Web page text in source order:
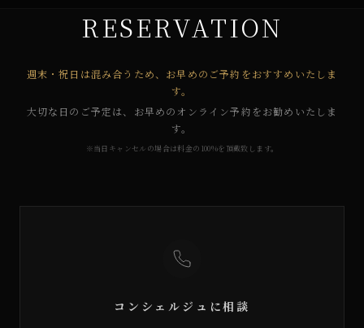
RESERVATION
週末・祝日は混み合うため、お早めのご予約をおすすめいたしま
す。
大切な日のご予定は、お早めのオンライン予約をお勧めいたしま
す。
※当日キャンセルの場合は料金の100%を頂戴致します。
コンシェルジュに相談